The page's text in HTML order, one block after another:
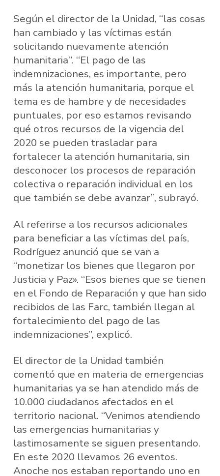
Según el director de la Unidad, “las cosas
han cambiado y las víctimas están
solicitando nuevamente atención
humanitaria”. “El pago de las
indemnizaciones, es importante, pero
más la atención humanitaria, porque el
tema es de hambre y de necesidades
puntuales, por eso estamos revisando
qué otros recursos de la vigencia del
2020 se pueden trasladar para
fortalecer la atención humanitaria, sin
desconocer los procesos de reparación
colectiva o reparación individual en los
que también se debe avanzar”, subrayó.
Al referirse a los recursos adicionales
para beneficiar a las víctimas del país,
Rodríguez anunció que se van a
“monetizar los bienes que llegaron por
Justicia y Paz». “Esos bienes que se tienen
en el Fondo de Reparación y que han sido
recibidos de las Farc, también llegan al
fortalecimiento del pago de las
indemnizaciones”, explicó.
El director de la Unidad también
comentó que en materia de emergencias
humanitarias ya se han atendido más de
10.000 ciudadanos afectados en el
territorio nacional. “Venimos atendiendo
las emergencias humanitarias y
lastimosamente se siguen presentando.
En este 2020 llevamos 26 eventos.
Anoche nos estaban reportando uno en